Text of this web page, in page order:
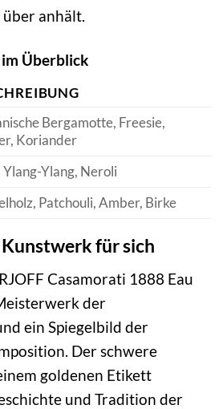
über anhält.
Überblick
Bergamotte, Freesie,
Koriander
Ylang-Ylang, Neroli
Patchouli, Amber, Birke
für sich
Casamorati 1888 Eau
der
ein Spiegelbild der
Der schwere
goldenen Etikett
und Tradition der